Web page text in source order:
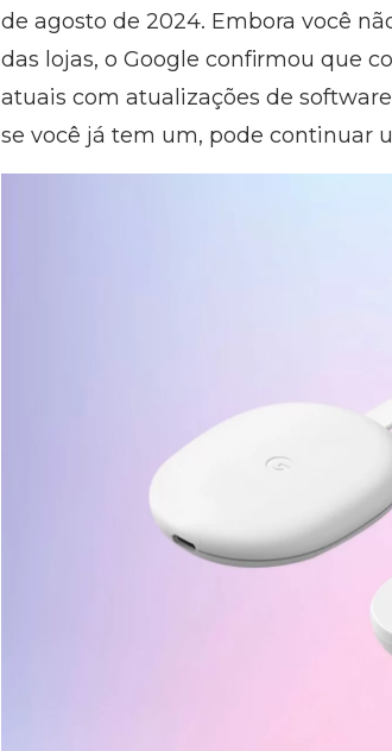
de agosto de 2024. Embora você
das lojas, o Google confirmou que
atuais com atualizações de
se você já tem um, pode continuar